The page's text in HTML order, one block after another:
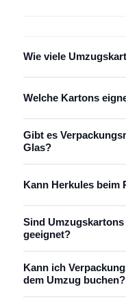
Wie viele
Welche Kartons
Gibt es
Glas?
Kann Herkules beim
Sind
geeignet?
Kann ich
dem Umzug buchen?